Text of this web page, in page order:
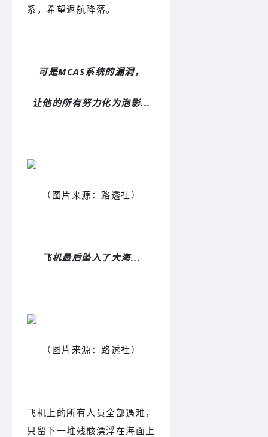
系，希望返航降落。
可是MCAS系统的漏洞，
让他的所有努力化为泡影...
（图片来源：路透社）
飞机最后坠入了大海...
（图片来源：路透社）
飞机上的所有人员全部遇难，
只留下一堆残骸漂浮在海面上